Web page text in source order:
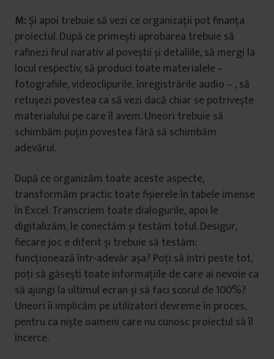
M: Și apoi trebuie să vezi ce organizații pot finanța
proiectul. După ce primești aprobarea trebuie să
rafinezi firul narativ al poveștii și detaliile, să mergi la
locul respectiv, să produci toate materialele –
fotografiile, videoclipurile, înregistrările audio – , să
retușezi povestea ca să vezi dacă chiar se potrivește
materialului pe care îl avem. Uneori trebuie să
schimbăm puțin povestea fără să schimbăm
adevărul.
După ce organizăm toate aceste aspecte,
transformăm practic toate fișierele în tabele imense
în Excel. Transcriem toate dialogurile, apoi le
digitalizăm, le conectăm și testăm totul. Desigur,
fiecare joc e diferit și trebuie să testăm:
funcționează într-adevăr așa? Poți să intri peste tot,
poți să găsești toate informațiile de care ai nevoie ca
să ajungi la ultimul ecran și să faci scorul de 100%?
Uneori îi implicăm pe utilizatori devreme în proces,
pentru ca niște oameni care nu cunosc proiectul să îl
încerce.